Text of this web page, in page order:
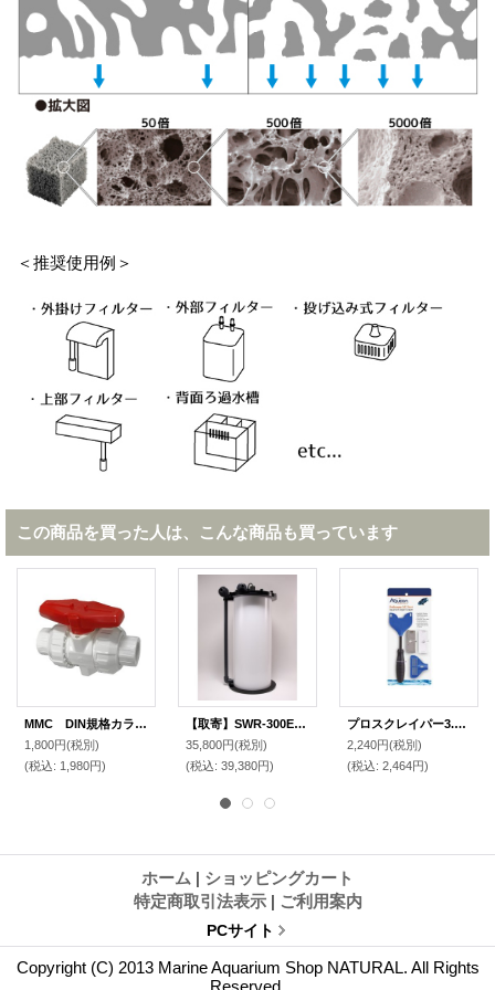
＜推奨使用例＞
この商品を買った人は、こんな商品も買っています
MMC DIN規格カラー配管 ユニオンボールバルブ ホワイト 20ｍｍ
1,800円(税別)
(税込: 1,980円)
【取寄】SWR-300E 海藻リアクター外部式 ブラック
35,800円(税別)
(税込: 39,380円)
プロスクレイパー3.0 ショート
2,240円(税別)
(税込: 2,464円)
ホーム | ショッピングカート
特定商取引法表示 | ご利用案内
PCサイト
Copyright (C) 2013 Marine Aquarium Shop NATURAL. All Rights
Reserved.